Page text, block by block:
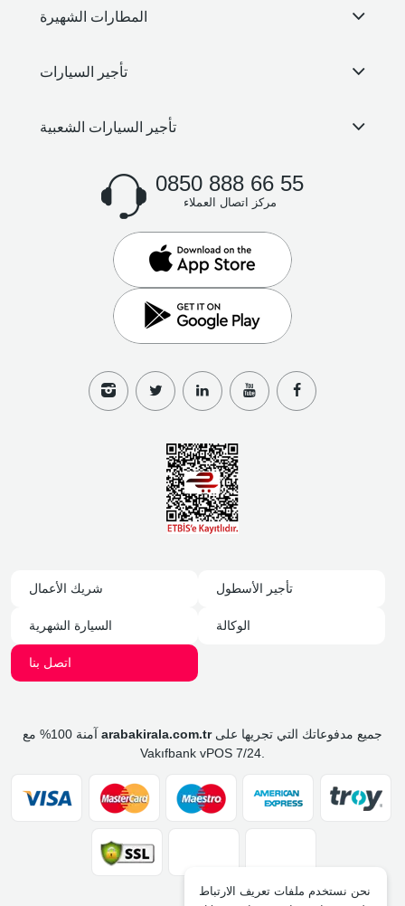
المطارات الشهيرة
تأجير السيارات
تأجير السيارات الشعبية
0850 888 66 55
مركز اتصال العملاء
شريك الأعمال تأجير الأسطول
السيارة الشهرية الوكالة
اتصل بنا
جميع مدفوعاتك التي تجريها علىarabakirala.com.tr
آمنة 100% مع
Vakıfbank vPOS 7/24.
نحن نستخدم ملفات تعريف الارتباط